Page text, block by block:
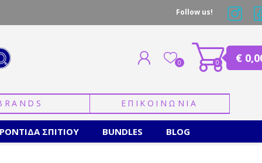
Follow us!
ΣΥΝΔΕΣΗ
0 €
0
ΕΠΙΚΟΙΝΩΝΙΑ
ΣΠΙΤΙΟΥ BUNDLES BLOG